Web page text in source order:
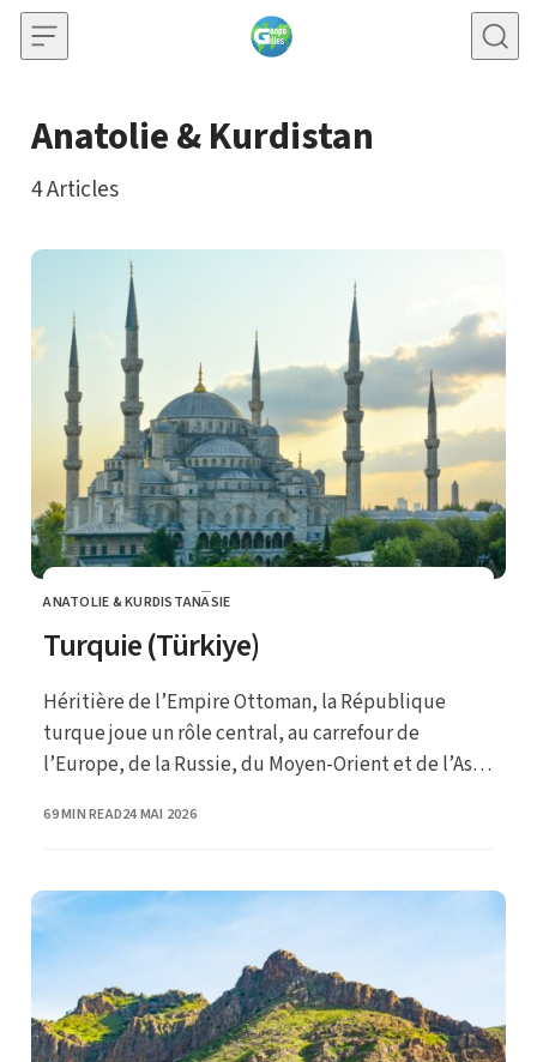
Skip to content
Anatolie & Kurdistan
4Articles
CATEGORY
ANATOLIE & KURDISTANASIE
Turquie (Türkiye)
Héritière de l’Empire Ottoman, la République
turque joue un rôle central, au carrefour de
l’Europe, de la Russie, du Moyen-Orient et de l’Asie
69 MIN READPUBLISHED
24 MAI 2026